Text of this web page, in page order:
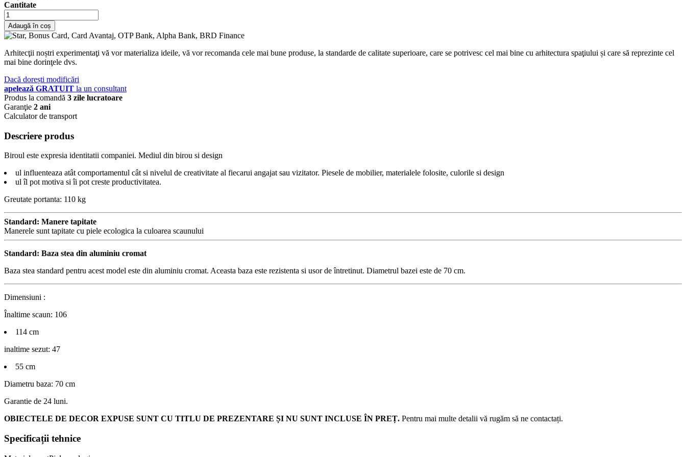
Cantitate
Adaugă în coș
Arhitecţii noștri experimentaţi vă vor materializa ideile, vă vor recomanda cele mai bune produse, la standarde de calitate superioare, care se potrivesc cel mai bine cu arhitectura spaţiului și care să reprezinte cel
mai bine dorinţele dvs.
Dacă dorești modificări
apelează GRATUIT la un consultant
Produs la comandă 3 zile lucratoare
Garanţie 2 ani
Calculator de transport
Descriere produs
Biroul este expresia identitatii companiei. Mediul din birou si design
ul influenteaza atât comportamentul cât si nivelul de creativitate al fiecarui angajat sau vizitator. Piesele de mobilier, materialele folosite, culorile si design
ul îl pot motiva si îi pot creste productivitatea.
Greutate portanta: 110 kg
Standard: Manere tapitate
Manerele sunt tapitate cu piele ecologica la culoarea scaunului
Standard: Baza stea din aluminiu cromat
Baza stea standard pentru acest model este din aluminiu cromat. Aceasta baza este rezistenta si usor de întretinut. Diametrul bazei este de 70 cm.
Dimensiuni :
Înaltime scaun: 106
114 cm
inaltime sezut: 47
55 cm
Diametru baza: 70 cm
Garantie de 24 luni.
OBIECTELE DE DECOR EXPUSE SUNT CU TITLU DE PREZENTARE ȘI NU SUNT INCLUSE ÎN PREȚ. Pentru mai multe detalii vă rugăm să ne contactați.
Specificații tehnice